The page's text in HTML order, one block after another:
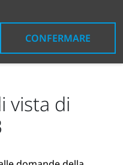
CONFERMARE
e stampa
2023
vista di